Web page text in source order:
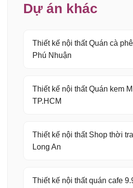
Dự án khác
Thiết kế nội thất Quán cà
Phú Nhuận
Thiết kế nội thất Quán kem
TP.HCM
Thiết kế nội thất Shop thời
Long An
Thiết kế nội thất quán cafe